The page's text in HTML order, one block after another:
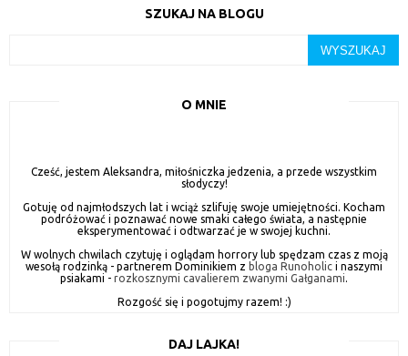
SZUKAJ NA BLOGU
O MNIE
Cześć, jestem Aleksandra, miłośniczka jedzenia, a przede wszystkim
słodyczy!
Gotuję od najmłodszych lat i wciąż szlifuję swoje umiejętności. Kocham
podróżować i poznawać nowe smaki całego świata, a następnie
eksperymentować i odtwarzać je w swojej kuchni.
W wolnych chwilach czytuję i oglądam horrory lub spędzam czas z moją
wesołą rodzinką - partnerem Dominikiem z bloga Runoholic i naszymi
psiakami - rozkosznymi cavalierem zwanymi Gałganami.
Rozgość się i pogotujmy razem! :)
DAJ LAJKA!